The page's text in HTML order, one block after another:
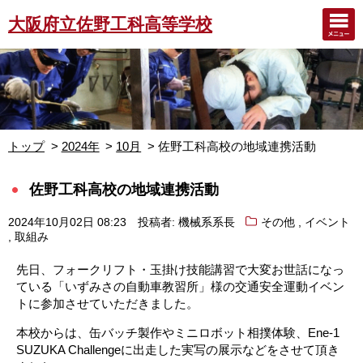
大阪府立佐野工科高等学校
トップ 2024年 10月 佐野工科高校の地域連携活動
佐野工科高校の地域連携活動
2024年10月02日 08:23 投稿者: 機械系系長 その他
イベント
取組み
先日、フォークリフト・玉掛け技能講習で大変お世話になっ
ている「いずみさの自動車教習所」様の交通安全運動イベン
トに参加させていただきました。
本校からは、缶バッチ製作やミニロボット相撲体験、 Ene-1
SUZUKA Challengeに出走した実写の展示などをさせて頂き